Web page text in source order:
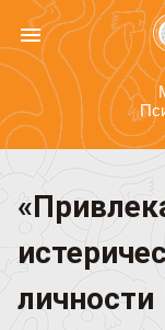
menu
личности